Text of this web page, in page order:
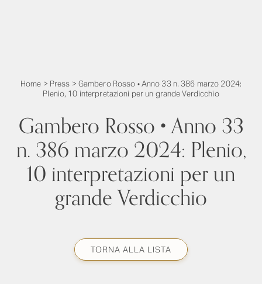
Home > Press > Gambero Rosso • Anno 33 n. 386 marzo 2024:
Plenio, 10 interpretazioni per un grande Verdicchio
Gambero Rosso • Anno 33
n. 386 marzo 2024: Plenio,
10 interpretazioni per un
grande Verdicchio
TORNA ALLA LISTA